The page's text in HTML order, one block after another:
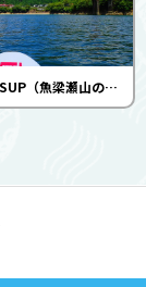
やなせダム湖SUP（魚梁瀬山の案内人クラブ）